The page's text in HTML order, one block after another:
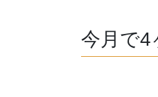
今月で4